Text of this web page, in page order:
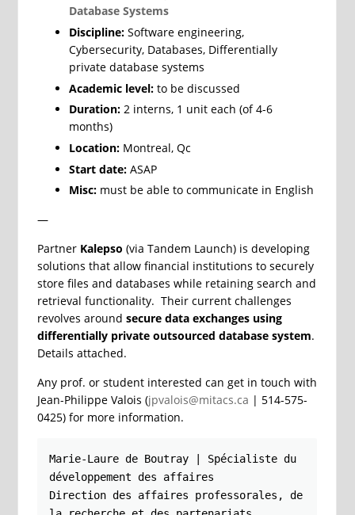
Database Systems
Discipline: Software engineering,
Cybersecurity, Databases, Differentially
private database systems
Academic level: to be discussed
Duration: 2 interns, 1 unit each (of 4-6
months)
Location:Montreal, Qc
Start date: ASAP
Misc:must be able to communicate in English
—
Partner Kalepso (via Tandem Launch) is developing
solutions that allow financial institutions to securely
store files and databases while retaining search and
retrieval functionality. Their current challenges
revolves around secure data exchanges using
differentially private outsourced database system.
Details attached.
Any prof. or student interested can get in touch with
Jean-Philippe Valois (jpvalois@mitacs.ca | 514-575-
0425) for more information.
Marie-Laure de Boutray | Spécialiste du
développement des affaires
Direction des affaires professorales, de